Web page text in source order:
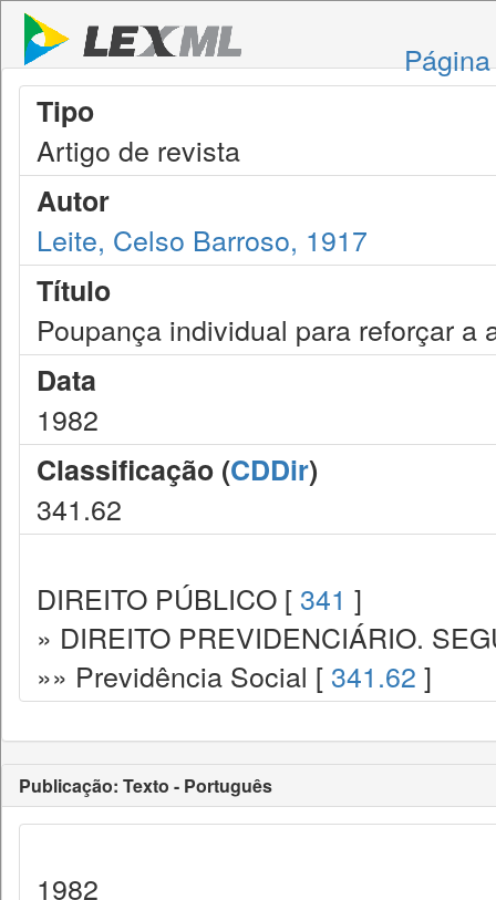
Tipo
Artigo de revista
Autor
Leite, Celso Barroso, 1917
Título
Poupança individual para reforçar a
Data
1982
Classificação (CDDir)
341.62
DIREITO PÚBLICO [ 341 ]
» DIREITO PREVIDENCIÁRIO.
»» Previdência Social [ 341.62 ]
Publicação: Texto - Português
1982